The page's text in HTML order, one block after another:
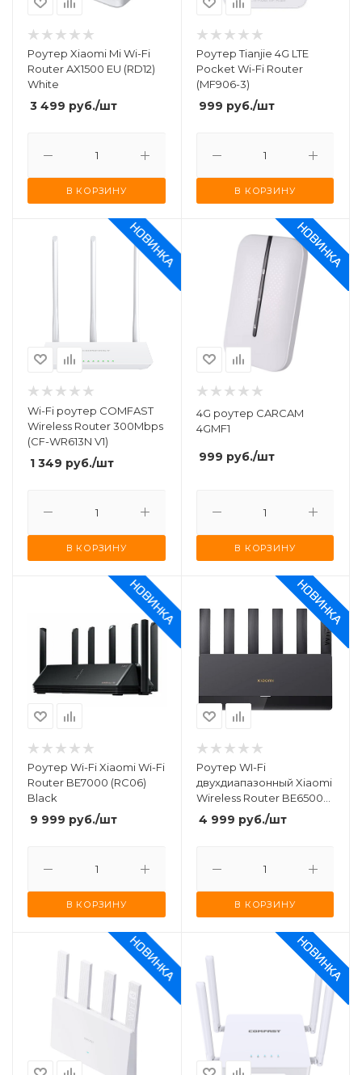
Роутер Xiaomi Mi Wi-Fi
Router AX1500 EU (RD12)
White
3 499 руб./шт
В КОРЗИНУ
Роутер Tianjie 4G LTE
Pocket Wi-Fi Router
(MF906-3)
999 руб./шт
В КОРЗИНУ
Wi-Fi роутер COMFAST
Wireless Router 300Mbps
(CF-WR613N V1)
1 349 руб./шт
В КОРЗИНУ
4G роутер CARCAM
4GMF1
999 руб./шт
В КОРЗИНУ
Роутер Wi-Fi Xiaomi Wi-Fi
Router BE7000 (RC06)
Black
9 999 руб./шт
В КОРЗИНУ
Роутер WI-Fi
двухдиапазонный Xiaomi
Wireless Router BE6500
(RN02) Black
4 999 руб./шт
В КОРЗИНУ